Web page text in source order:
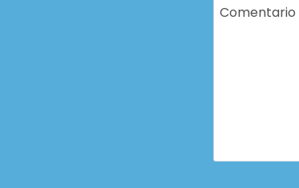
Comentario